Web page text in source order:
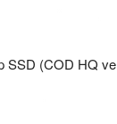
SSD (COD HQ